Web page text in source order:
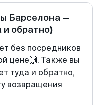
Барселона—
и обратно)
без посредников
цене🙌. Также вы
туда и обратно,
возвращения